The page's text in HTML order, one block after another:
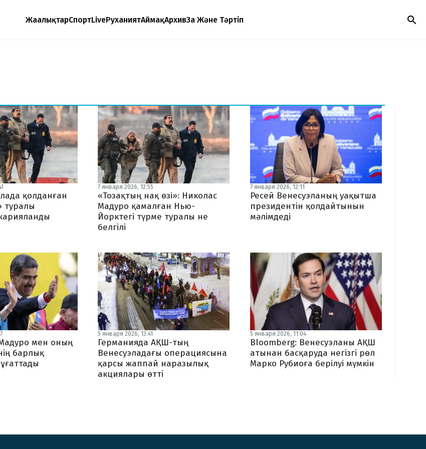
ЖаңалықтарСпортLiveРуханиятАймақАрхивЗаң Және Тәртіп
қолданған
туралы
7 января 2026, 12:55
«Тозақтың нақ өзі»: Николас
Мадуро қамалған Нью-
Йорктегі түрме туралы не
белгілі
7 января 2026, 12:11
Ресей Венесуэланың уақытша
президентін қолдайтынын
мәлімдеді
мен оның
барлық
5 января 2026, 13:41
Германияда АҚШ-тың
Венесуэладағы операциясына
қарсы жаппай наразылық
акциялары өтті
5 января 2026, 11:04
Bloomberg: Венесуэланы АҚШ
атынан басқаруда негізгі рөл
Марко Рубиоға берілуі мүмкін